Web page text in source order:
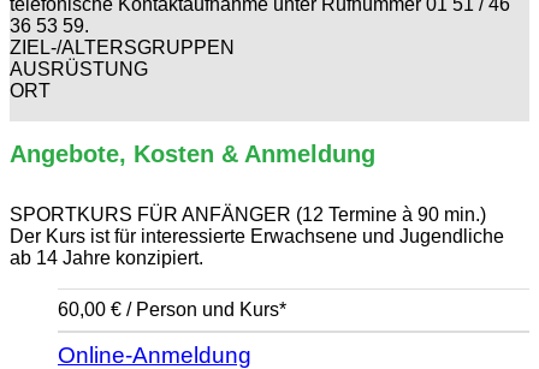
telefonische Kontaktaufnahme unter Rufnummer 01 51 / 46
36 53 59.
ZIEL-/ALTERSGRUPPEN
AUSRÜSTUNG
ORT
Angebote, Kosten & Anmeldung
SPORTKURS FÜR ANFÄNGER (12 Termine à 90 min.)
Der Kurs ist für interessierte Erwachsene und Jugendliche
ab 14 Jahre konzipiert.
60,00 € / Person und Kurs*
Online-Anmeldung